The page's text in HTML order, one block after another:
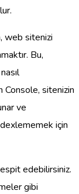
web sitenizi
Bu,
Console, sitenizin
ve
için
edebilirsiniz.
gibi